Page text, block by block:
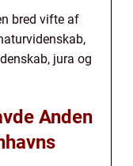
bred vifte af
jura og
Anden